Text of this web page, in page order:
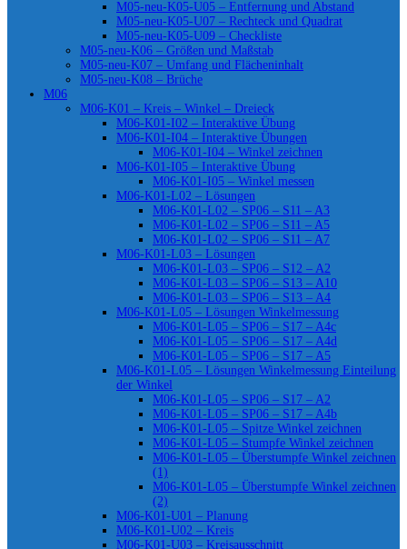
M05-neu-K05-U05 – Entfernung und Abstand
M05-neu-K05-U07 – Rechteck und Quadrat
M05-neu-K05-U09 – Checkliste
M05-neu-K06 – Größen und Maßstab
M05-neu-K07 – Umfang und Flächeninhalt
M05-neu-K08 – Brüche
M06
M06-K01 – Kreis – Winkel – Dreieck
M06-K01-I02 – Interaktive Übung
M06-K01-I04 – Interaktive Übungen
M06-K01-I04 – Winkel zeichnen
M06-K01-I05 – Interaktive Übung
M06-K01-I05 – Winkel messen
M06-K01-L02 – Lösungen
M06-K01-L02 – SP06 – S11 – A3
M06-K01-L02 – SP06 – S11 – A5
M06-K01-L02 – SP06 – S11 – A7
M06-K01-L03 – Lösungen
M06-K01-L03 – SP06 – S12 – A2
M06-K01-L03 – SP06 – S13 – A10
M06-K01-L03 – SP06 – S13 – A4
M06-K01-L05 – Lösungen Winkelmessung
M06-K01-L05 – SP06 – S17 – A4c
M06-K01-L05 – SP06 – S17 – A4d
M06-K01-L05 – SP06 – S17 – A5
M06-K01-L05 – Lösungen Winkelmessung Einteilung
der Winkel
M06-K01-L05 – SP06 – S17 – A2
M06-K01-L05 – SP06 – S17 – A4b
M06-K01-L05 – Spitze Winkel zeichnen
M06-K01-L05 – Stumpfe Winkel zeichnen
M06-K01-L05 – Überstumpfe Winkel zeichnen
(1)
M06-K01-L05 – Überstumpfe Winkel zeichnen
(2)
M06-K01-U01 – Planung
M06-K01-U02 – Kreis
M06-K01-U03 – Kreisausschnitt